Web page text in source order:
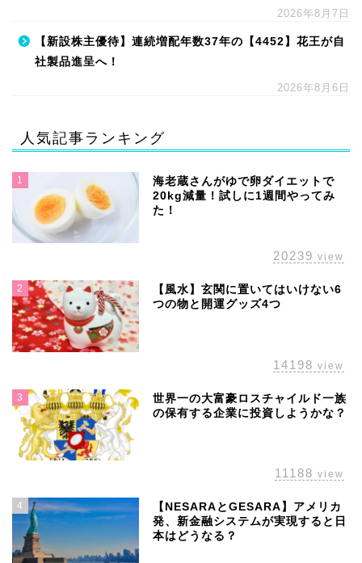
2026年8月7日
【新設株主優待】連続増配年数37年の【4452】花王が自
社製品進呈へ！
2026年8月6日
人気記事ランキング
1
海老蔵さんがゆで卵ダイエットで
20kg減量！試しに1週間やってみ
た！
20239 view
2
【風水】玄関に置いてはいけない6
つの物と開運グッズ4つ
14198 view
3
世界一の大富豪ロスチャイルド一族
の保有する企業に投資しようかな？
11188 view
4
【NESARAとGESARA】アメリカ
発、新金融システムが実現すると日
本はどうなる？